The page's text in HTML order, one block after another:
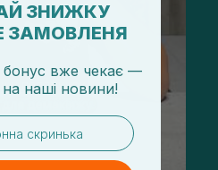
ЗНИЖКУ
ЗАМОВЛЕНЯ
бонус вже чекає —
на наші новини!